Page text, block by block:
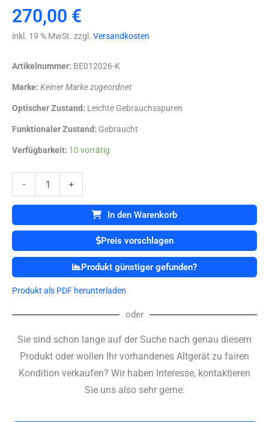
270,00 €
inkl. 19 % MwSt. zzgl. Versandkosten
Artikelnummer: BE012026-K
Marke: Keiner Marke zugeordnet
Optischer Zustand: Leichte Gebrauchsspuren
Funktionaler Zustand: Gebraucht
Verfügbarkeit: 10 vorrätig
-
Stryker
131
Jacobs
Chuck
1,4-.
Menge
+
In den Warenkorb
Preis vorschlagen
Produkt günstiger gefunden?
Produkt als PDF herunterladen
oder
Sie sind schon lange auf der Suche nach genau diesem
Produkt oder wollen Ihr vorhandenes Altgerät zu fairen
Kondition verkaufen? Wir haben Interesse, kontaktieren
Sie uns also sehr gerne: